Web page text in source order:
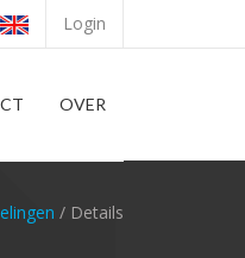
Login
OVER
/ Details